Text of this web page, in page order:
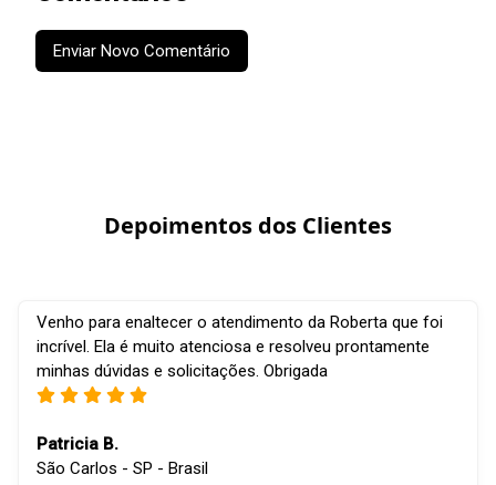
Enviar Novo Comentário
Depoimentos dos Clientes
Venho para enaltecer o atendimento da Roberta que foi
incrível. Ela é muito atenciosa e resolveu prontamente
minhas dúvidas e solicitações. Obrigada
Patricia B.
São Carlos - SP - Brasil